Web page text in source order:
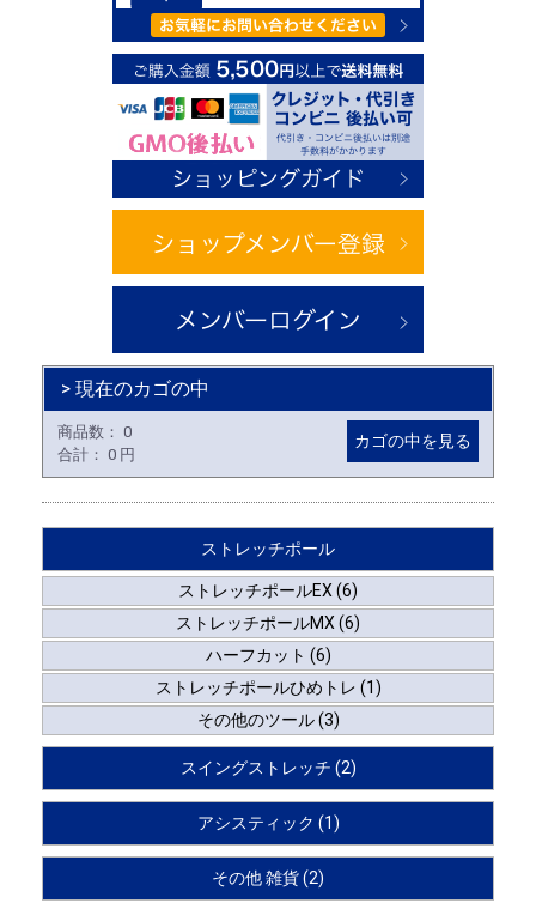
> 現在のカゴの中
商品数： 0
合計： 0 円
カゴの中を見る
ストレッチポール
ストレッチポールEX (6)
ストレッチポールMX (6)
ハーフカット (6)
ストレッチポールひめトレ (1)
その他のツール (3)
スイングストレッチ (2)
アシスティック (1)
その他 雑貨 (2)